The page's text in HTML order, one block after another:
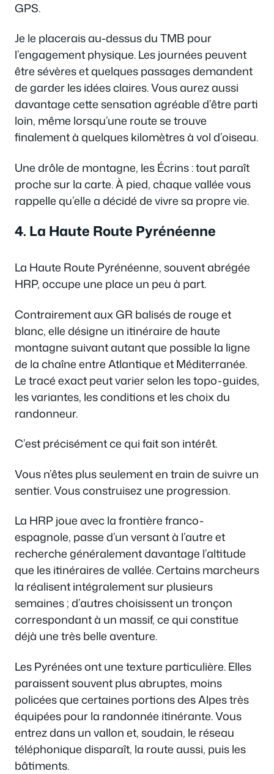
GPS.
Je le placerais au-dessus du TMB pour
l’engagement physique. Les journées peuvent
être sévères et quelques passages demandent
de garder les idées claires. Vous aurez aussi
davantage cette sensation agréable d’être parti
loin, même lorsqu’une route se trouve
finalement à quelques kilomètres à vol d’oiseau.
Une drôle de montagne, les Écrins : tout paraît
proche sur la carte. À pied, chaque vallée vous
rappelle qu’elle a décidé de vivre sa propre vie.
4. La Haute Route Pyrénéenne
La Haute Route Pyrénéenne, souvent abrégée
HRP, occupe une place un peu à part.
Contrairement aux GR balisés de rouge et
blanc, elle désigne un itinéraire de haute
montagne suivant autant que possible la ligne
de la chaîne entre Atlantique et Méditerranée.
Le tracé exact peut varier selon les topo-guides,
les variantes, les conditions et les choix du
randonneur.
C’est précisément ce qui fait son intérêt.
Vous n’êtes plus seulement en train de suivre un
sentier. Vous construisez une progression.
La HRP joue avec la frontière franco-
espagnole, passe d’un versant à l’autre et
recherche généralement davantage l’altitude
que les itinéraires de vallée. Certains marcheurs
la réalisent intégralement sur plusieurs
semaines ; d’autres choisissent un tronçon
correspondant à un massif, ce qui constitue
déjà une très belle aventure.
Les Pyrénées ont une texture particulière. Elles
paraissent souvent plus abruptes, moins
policées que certaines portions des Alpes très
équipées pour la randonnée itinérante. Vous
entrez dans un vallon et, soudain, le réseau
téléphonique disparaît, la route aussi, puis les
bâtiments.